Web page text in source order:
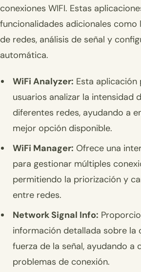
conexiones WIFI. Estas
funcionalidades adicionales como
de redes, análisis de señal y
automática.
WiFi Analyzer: Esta aplicación
usuarios analizar la intensidad
diferentes redes, ayudando a
mejor opción disponible.
WiFi Manager: Ofrece una
para gestionar múltiples
permitiendo la priorización y
entre redes.
Network Signal Info:
información detallada sobre la
fuerza de la señal, ayudando a
problemas de conexión.